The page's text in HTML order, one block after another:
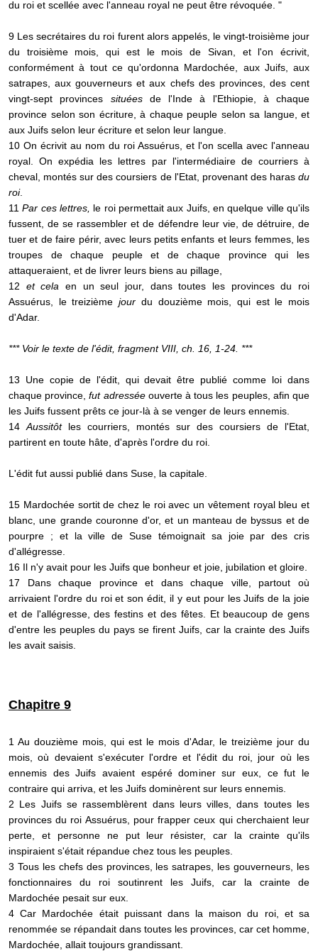
du roi et scellée avec l'anneau royal ne peut être révoquée. "
9 Les secrétaires du roi furent alors appelés, le vingt-troisième jour
du troisième mois, qui est le mois de Sivan, et l'on écrivit,
conformément à tout ce qu'ordonna Mardochée, aux Juifs, aux
satrapes, aux gouverneurs et aux chefs des provinces, des cent
vingt-sept provinces situéesde l'Inde à l'Ethiopie, à chaque
province selon son écriture, à chaque peuple selon sa langue, et
aux Juifs selon leur écriture et selon leur langue.
10 On écrivit au nom du roi Assuérus, et l'on scella avec l'anneau
royal. On expédia les lettres par l'intermédiaire de courriers à
cheval, montés sur des coursiers de l'Etat, provenant des haras du
roi.
11Par ces lettres, le roi permettait aux Juifs, en quelque ville qu'ils
fussent, de se rassembler et de défendre leur vie, de détruire, de
tuer et de faire périr, avec leurs petits enfants et leurs femmes, les
troupes de chaque peuple et de chaque province qui les
attaqueraient, et de livrer leurs biens au pillage,
12 et cela en un seul jour, dans toutes les provinces du roi
Assuérus, le treizièmejour du douzième mois, qui est le mois
d'Adar.
*** Voir le texte de l'édit, fragment VIII, ch. 16, 1-24. ***
13 Une copie de l'édit, qui devait être publié comme loi dans
chaque province,fut adresséeouverte à tous les peuples, afin que
les Juifs fussent prêts ce jour-là à se venger de leurs ennemis.
14 Aussitôtles courriers, montés sur des coursiers de l'Etat,
partirent en toute hâte, d'après l'ordre du roi.
L'édit fut aussi publié dans Suse, la capitale.
15 Mardochée sortit de chez le roi avec un vêtement royal bleu et
blanc, une grande couronne d'or, et un manteau de byssus et de
pourpre ; et la ville de Suse témoignait sa joie par des cris
d'allégresse.
16 Il n'y avait pour les Juifs que bonheur et joie, jubilation et gloire.
17 Dans chaque province et dans chaque ville, partout où
arrivaient l'ordre du roi et son édit, il y eut pour les Juifs de la joie
et de l'allégresse, des festins et des fêtes. Et beaucoup de gens
d'entre les peuples du pays se firent Juifs, car la crainte des Juifs
les avait saisis.
Chapitre 9
1 Au douzième mois, qui est le mois d'Adar, le treizième jour du
mois, où devaient s'exécuter l'ordre et l'édit du roi, jour où les
ennemis des Juifs avaient espéré dominer sur eux, ce fut le
contraire qui arriva, et les Juifs dominèrent sur leurs ennemis.
2 Les Juifs se rassemblèrent dans leurs villes, dans toutes les
provinces du roi Assuérus, pour frapper ceux qui cherchaient leur
perte, et personne ne put leur résister, car la crainte qu'ils
inspiraient s'était répandue chez tous les peuples.
3 Tous les chefs des provinces, les satrapes, les gouverneurs, les
fonctionnaires du roi soutinrent les Juifs, car la crainte de
Mardochée pesait sur eux.
4 Car Mardochée était puissant dans la maison du roi, et sa
renommée se répandait dans toutes les provinces, car cet homme,
Mardochée, allait toujours grandissant.